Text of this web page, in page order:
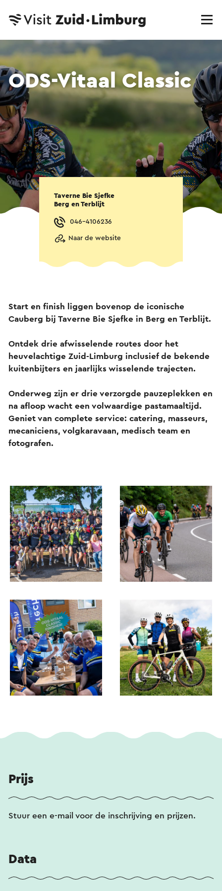
ODS-Vitaal Classic
Taverne Bie Sjefke
Berg en Terblijt
046-4106236
Naar de website
Start en finish liggen bovenop de iconische
Cauberg bij Taverne Bie Sjefke in Berg en Terblijt.
Ontdek drie afwisselende routes door het
heuvelachtige Zuid-Limburg inclusief de bekende
kuitenbijters en jaarlijks wisselende trajecten.
Onderweg zijn er drie verzorgde pauzeplekken en
na afloop wacht een volwaardige pastamaaltijd.
Geniet van complete service: catering, masseurs,
mecaniciens, volgkaravaan, medisch team en
fotografen.
Prijs
Stuur een e-mail voor de inschrijving en prijzen.
Data